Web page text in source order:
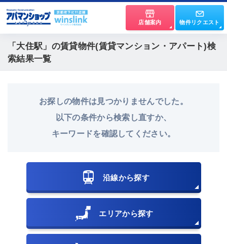
店舗案内 物件リクエスト
「大住駅」 の賃貸物件(賃貸マンション・アパート)検
索結果一覧
お探しの物件は見つかりませんでした。
以下の条件から検索し直すか、
キーワードを確認してください。
沿線から探す
エリアから探す